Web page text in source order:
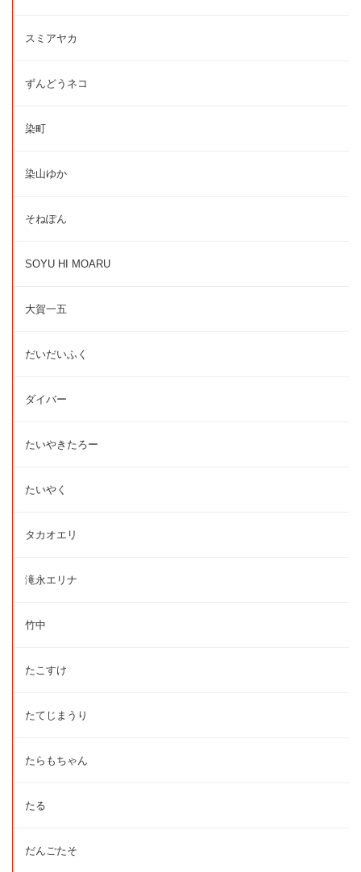
スミアヤカ
ずんどうネコ
染町
染山ゆか
そねぽん
SOYU HI MOARU
大賀一五
だいだいふく
ダイバー
たいやきたろー
たいやく
タカオエリ
滝永エリナ
竹中
たこすけ
たてじまうり
たらもちゃん
たる
だんごたそ